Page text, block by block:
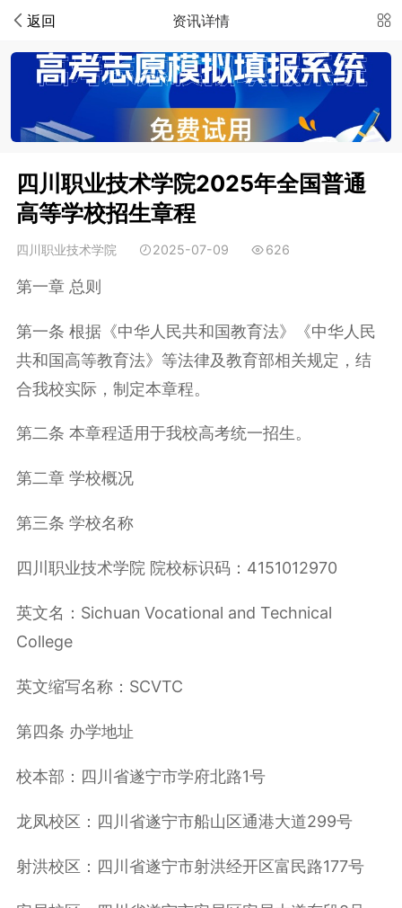
返回 资讯详情
四川职业技术学院2025年全国普通
高等学校招生章程
四川职业技术学院 2025-07-09 626
第一章 总则
第一条 根据《中华人民共和国教育法》《中华人民
共和国高等教育法》等法律及教育部相关规定，结
合我校实际，制定本章程。
第二条 本章程适用于我校高考统一招生。
第二章 学校概况
第三条 学校名称
四川职业技术学院 院校标识码：4151012970
英文名：Sichuan Vocational and Technical
College
英文缩写名称：SCVTC
第四条 办学地址
校本部：四川省遂宁市学府北路1号
龙凤校区：四川省遂宁市船山区通港大道299号
射洪校区：四川省遂宁市射洪经开区富民路177号